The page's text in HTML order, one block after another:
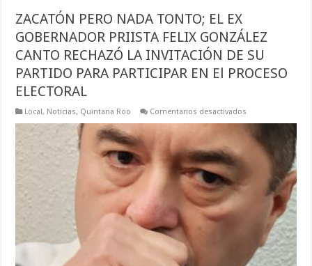
ZACATÓN PERO NADA TONTO; EL EX
GOBERNADOR PRIISTA FELIX GONZÁLEZ
CANTO RECHAZÓ LA INVITACIÓN DE SU
PARTIDO PARA PARTICIPAR EN El PROCESO
ELECTORAL
Local, Noticias, Quintana Roo Comentarios desactivados
PERO
NADA
TONTO;
EX
GOBERNADOR
PRIISTA
GONZÁLEZ
CANTO
RECHAZÓ
INVITACIÓN
SU